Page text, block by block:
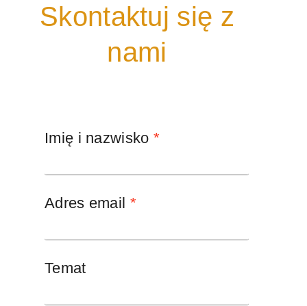
Skontaktuj się z
nami
Imię i nazwisko *
Adres email *
Temat